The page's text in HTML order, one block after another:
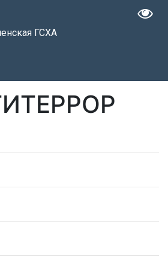
ГСХА